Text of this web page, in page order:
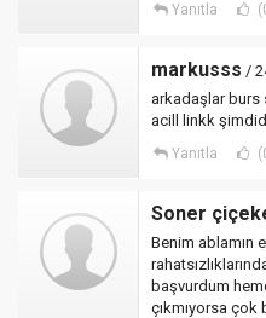
Yanıtla
markusss /
arkadaşlar burs
acill linkk
Yanıtla
Soner
Benim ablamın
başvurdum
çıkmıyorsa